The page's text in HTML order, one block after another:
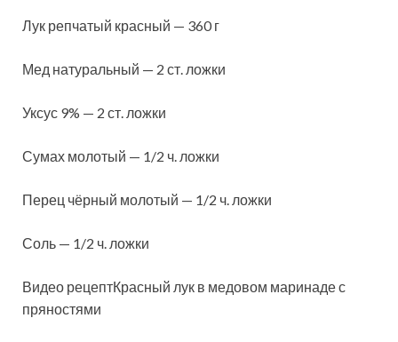
Лук репчатый красный — 360 г
Мед натуральный — 2 ст. ложки
Уксус 9% — 2 ст. ложки
Сумах молотый — 1/2 ч. ложки
Перец чёрный молотый — 1/2 ч. ложки
Соль — 1/2 ч. ложки
Видео рецептКрасный лук в медовом маринаде с
пряностями